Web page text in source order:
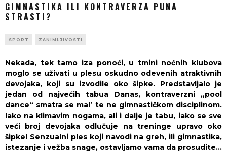
GIMNASTIKA ILI KONTRAVERZA PUNA
STRASTI?
SPORT ZANIMLJIVOSTI
Nekada, tek tamo iza ponoći, u tmini noćnih klubova
moglo se uživati u plesu oskudno odevenih atraktivnih
devojaka, koji su izvodile oko šipke. Predstavljalo je
jedan od najvećih tabua Danas, kontraverzni „pool
dance“ smatra se mal’ te ne gimnastičkom disciplinom.
Iako na klimavim nogama, ali i dalje je tabu, iako se sve
veći broj devojaka odlučuje na treninge upravo oko
šipke! Senzualni ples koji navodi na greh, ili gimnastika,
istezanje i vežba snage, ostavljamo vama da prosudite…